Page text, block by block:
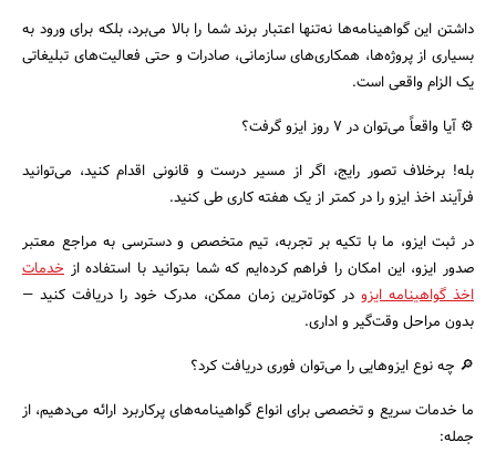
جستجو
داشتن این گواهینامه‌ها نه‌تنها اعتبار برند شما را بالا می‌برد، بلکه برای ورود به
بسیاری از پروژه‌ها، همکاری‌های سازمانی، صادرات و حتی فعالیت‌های تبلیغاتی
یک الزام واقعی است.
⚙️ آیا واقعاً می‌توان در ۷ روز ایزو گرفت؟
بله! برخلاف تصور رایج، اگر از مسیر درست و قانونی اقدام کنید، می‌توانید
فرآیند اخذ ایزو را در کمتر از یک هفته کاری طی کنید.
در ثبت ایزو، ما با تکیه بر تجربه، تیم متخصص و دسترسی به مراجع معتبر
صدور ایزو، این امکان را فراهم کرده‌ایم که شما بتوانید با استفاده از خدمات
اخذ گواهینامه ایزو در کوتاه‌ترین زمان ممکن، مدرک خود را دریافت کنید —
بدون مراحل وقت‌گیر و اداری.
🔎 چه نوع ایزوهایی را می‌توان فوری دریافت کرد؟
ما خدمات سریع و تخصصی برای انواع گواهینامه‌های پرکاربرد ارائه می‌دهیم، از
جمله: